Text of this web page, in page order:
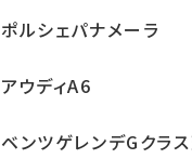
ポルシェパナメーラ
アウディA6
ベンツゲレンデGクラ